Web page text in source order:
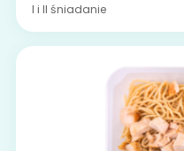
I i II śniadanie